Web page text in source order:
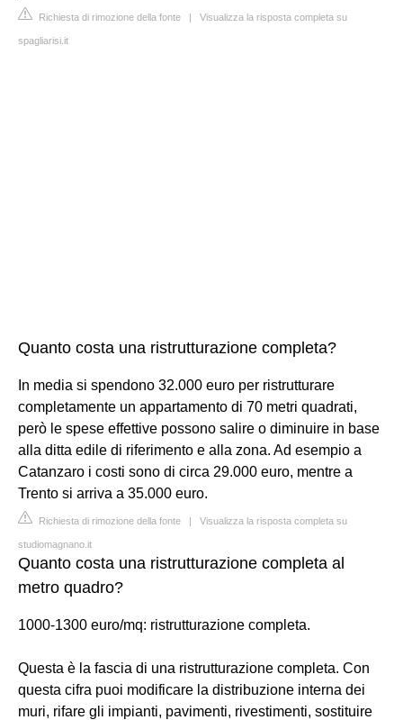
Richiesta di rimozione della fonte | Visualizza la risposta completa su
spagliarisi.it
Quanto costa una ristrutturazione completa?
In media si spendono 32.000 euro per ristrutturare
completamente un appartamento di 70 metri quadrati,
però le spese effettive possono salire o diminuire in base
alla ditta edile di riferimento e alla zona. Ad esempio a
Catanzaro i costi sono di circa 29.000 euro, mentre a
Trento si arriva a 35.000 euro.
Richiesta di rimozione della fonte | Visualizza la risposta completa su
studiomagnano.it
Quanto costa una ristrutturazione completa al
metro quadro?
1000-1300 euro/mq: ristrutturazione completa.
Questa è la fascia di una ristrutturazione completa. Con
questa cifra puoi modificare la distribuzione interna dei
muri, rifare gli impianti, pavimenti, rivestimenti, sostituire